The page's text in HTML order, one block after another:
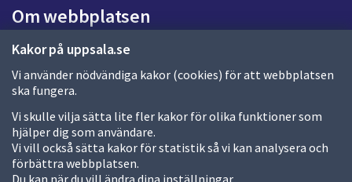
Kakor på uppsala.se
Vi använder nödvändiga kakor (cookies) för att webbplatsen
ska fungera.
Vi skulle vilja sätta lite fler kakor för olika funktioner som
hjälper dig som användare.
Vi vill också sätta kakor för statistik så vi kan analysera och
förbättra webbplatsen.
Du kan när du vill ändra dina inställningar.
d
a
Om webbplatsen
Om webbplatsen
Allmänna handlingar och diarium
Behandling av personuppgifter
Kakor
Språk (other languages)